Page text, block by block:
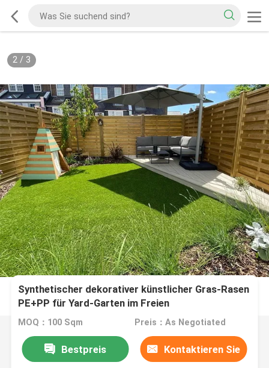
2/ 3
Synthetischer dekorativer künstlicher Gras-Rasen
PE+PP für Yard-Garten im Freien
MOQ：100 Sqm Preis：As Negotiated
Bestpreis Kontaktieren Sie